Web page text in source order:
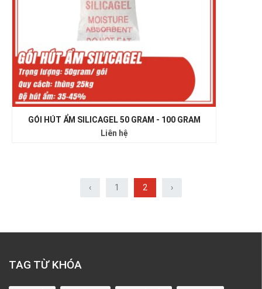
GÓI HÚT ẨM SILICAGEL 50 GRAM - 100 GRAM
Liên hệ
‹ 1 2 ›
TAG TỪ KHÓA